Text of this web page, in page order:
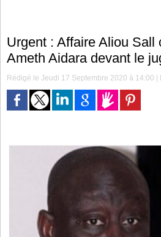
Urgent : Affaire Aliou
Ameth Aidara devant le
Rédigé le Jeudi 17 Septembre 2020 à 14:00